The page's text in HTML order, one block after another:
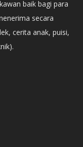
baik bagi para
secara
cerita anak, puisi,